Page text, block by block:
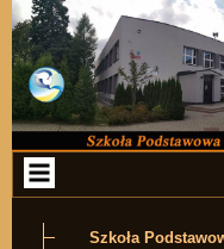
Szkoła